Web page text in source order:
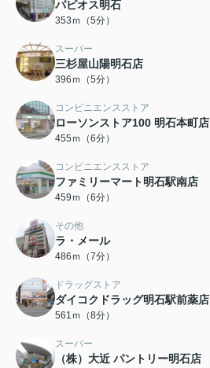
パピオス明石
353ｍ（5分）
スーパー
三杉屋山陽明石店
396ｍ（5分）
コンビニエンスストア
ローソンストア100 明石本町店
455ｍ（6分）
コンビニエンスストア
ファミリーマート明石駅南店
459ｍ（6分）
その他
ラ・メール
486ｍ（7分）
ドラッグストア
ダイコクドラッグ明石駅前薬店
561ｍ（8分）
スーパー
（株）大近 パントリー明石店